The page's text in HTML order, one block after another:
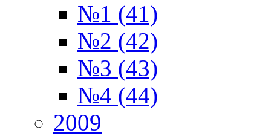
№1 (41)
№2 (42)
№3 (43)
№4 (44)
2009